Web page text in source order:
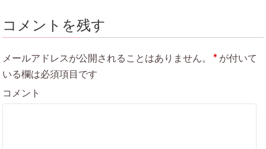
コメントを残す
メールアドレスが公開されることはありません。 * が付いて
いる欄は必須項目です
コメント